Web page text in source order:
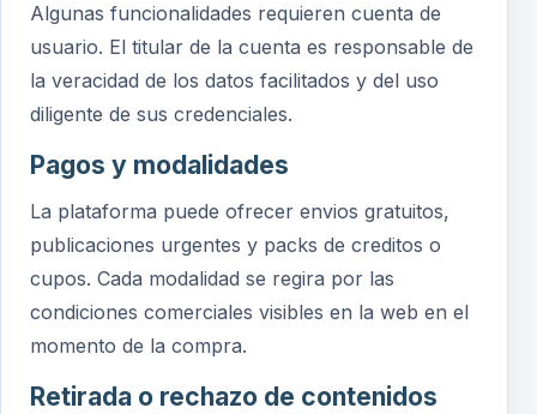
Algunas funcionalidades requieren cuenta de
usuario. El titular de la cuenta es responsable de
la veracidad de los datos facilitados y del uso
diligente de sus credenciales.
Pagos y modalidades
La plataforma puede ofrecer envios gratuitos,
publicaciones urgentes y packs de creditos o
cupos. Cada modalidad se regira por las
condiciones comerciales visibles en la web en el
momento de la compra.
Retirada o rechazo de contenidos